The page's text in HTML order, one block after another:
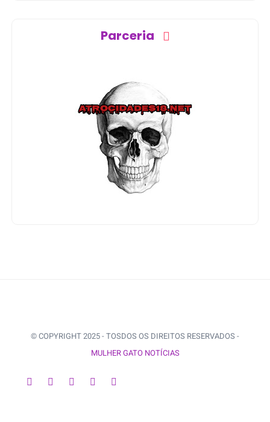
Parceria
© COPYRIGHT 2025 - TOSDOS OS DIREITOS RESERVADOS -
MULHER GATO NOTÍCIAS